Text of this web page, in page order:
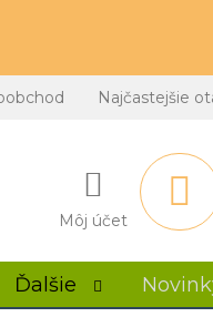
Najčastejšie
Môj účet
Ďalšie